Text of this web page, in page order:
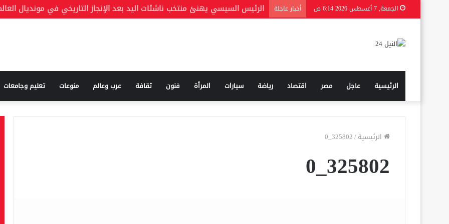
الجمعة, 7 أغسطس 2026 6:14 ص أخبار عاجلة
الرئيسية عاجل مصر اقتصاد رياضة سيارات المرأة فنون ثقافة عرب وعالم منوعات تعليم وجامعات
الرئيسية/
325802_0
325802_0